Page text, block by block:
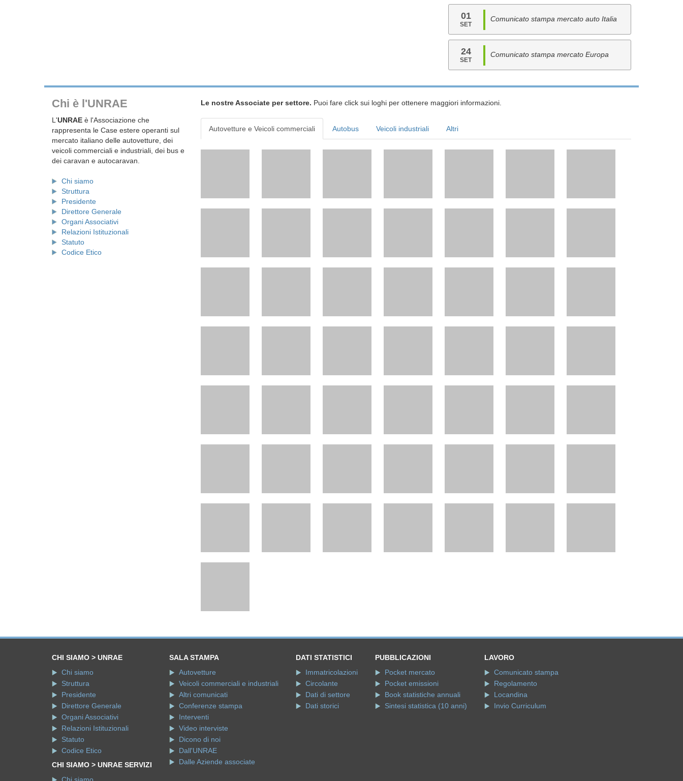
01
SET
Comunicato stampa mercato auto Italia
24
SET
Comunicato stampa mercato Europa
Chi è l'UNRAE
L'UNRAE è l'Associazione che
rappresenta le Case estere operanti sul
mercato italiano delle autovetture, dei
veicoli commerciali e industriali, dei bus e
dei caravan e autocaravan.
Chi siamo
Struttura
Presidente
Direttore Generale
Organi Associativi
Relazioni Istituzionali
Statuto
Codice Etico
Le nostre Associate per settore. Puoi fare click sui loghi per ottenere maggiori informazioni.
Autovetture e Veicoli commerciali Autobus Veicoli industriali Altri
CHI SIAMO > UNRAE
Chi siamo
Struttura
Presidente
Direttore Generale
Organi Associativi
Relazioni Istituzionali
Statuto
Codice Etico
CHI SIAMO > UNRAE SERVIZI
SALA STAMPA
Autovetture
Veicoli commerciali e industriali
Altri comunicati
Conferenze stampa
Interventi
Video interviste
Dicono di noi
Dall'UNRAE
Dalle Aziende associate
DATI STATISTICI
Immatricolazioni
Circolante
Dati di settore
Dati storici
PUBBLICAZIONI
Pocket mercato
Pocket emissioni
Book statistiche annuali
Sintesi statistica (10 anni)
LAVORO
Comunicato stampa
Regolamento
Locandina
Invio Curriculum